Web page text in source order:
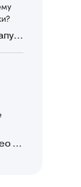
В Директе теперь можно запускать Премиум-билборд для мобильных устройств
Как перевести аудио и видео в текст: обзор 24 нейросетей, программ и сервисов для транскрибации